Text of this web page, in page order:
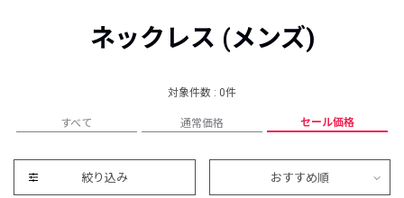
ネックレス (メンズ)
対象件数 : 0件
すべて 通常価格 セール価格
絞り込み おすすめ順